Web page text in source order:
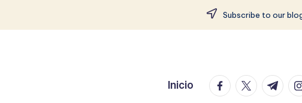
Subscribe to our
Inicio facebook.com
twitter.com
t.me